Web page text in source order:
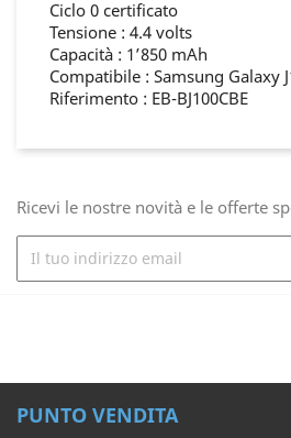
Ciclo 0 certificato
Tensione : 4.4 volts
Capacità : 1’850 mAh
Compatibile : Samsung Galaxy
Riferimento : EB-BJ100CBE
Ricevi le nostre novità e le offerte
PUNTO VENDITA